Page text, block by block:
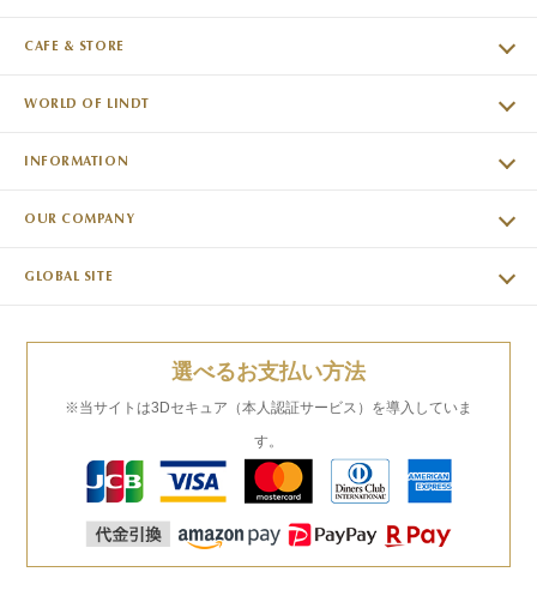
CAFE & STORE
WORLD OF LINDT
INFORMATION
OUR COMPANY
GLOBAL SITE
選べるお支払い方法
※当サイトは3Dセキュア（本人認証サービス）を導入していま
す。